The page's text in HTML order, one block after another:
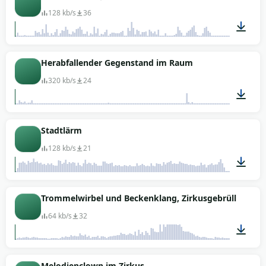
128 kb/s 36
Herabfallender Gegenstand im Raum
320 kb/s 24
Stadtlärm
128 kb/s 21
02:01
Trommelwirbel und Beckenklang, Zirkusgebrüll
64 kb/s 32